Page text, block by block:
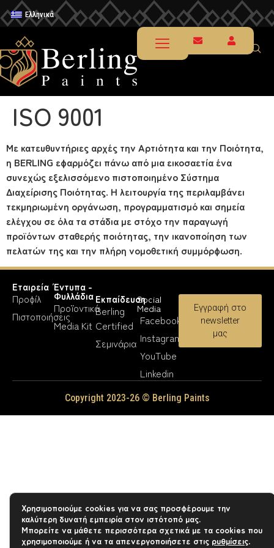
Ελληνικά
ISO 9001
Με κατευθυντήριες αρχές την Αρτιότητα και την Ποιότητα,
η BERLING εφαρμόζει πάνω από μια εικοσαετία ένα
συνεχώς εξελισσόμενο πιστοποιημένο Σύστημα
Διαχείρισης Ποιότητας. Η λειτουργία της περιλαμβάνει
τεκμηριωμένη οργάνωση, προγραμματισμό και σημεία
ελέγχου σε όλα τα στάδια με στόχο την παραγωγή
προϊόντων σταθερής ποιότητας, την ικανοποίηση των
πελατών της και την πλήρη νομοθετική συμμόρφωση.
Εταιρεία
Προφίλ
Πιστοποιήσεις
Έντυπα -
Φυλλάδια
Προϊοντικά
Media Kit
Εκπαίδευση
Berling
Certified
Σεμινάρια
Social
Media
Facebook
Instagram
YouTube
Linkedin
Εγγραφή στο
newsletter
μας
Copyright 2023-26 © Berling Paints
Χρησιμοποιούμε cookies για να σας προσφέρουμε την
καλύτερη δυνατή εμπειρία στον ιστότοπό μας.
Μπορείτε να μάθετε περισσότερα σχετικά με τα cookies που
χρησιμοποιούμε ή να τα απενεργοποιήσετε στις ρυθμίσεις.